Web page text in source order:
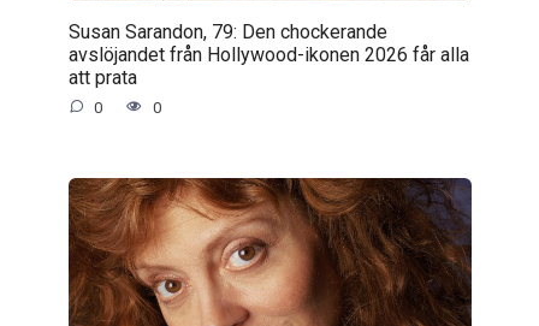
Susan Sarandon, 79: Den chockerande
avslöjandet från Hollywood-ikonen 2026 får alla
att prata
0 0